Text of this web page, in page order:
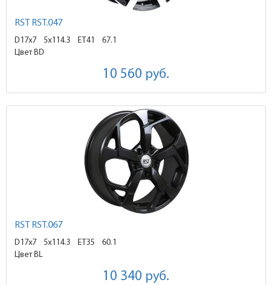
RST RST.047
D17x7 5x114.3 ET41
67.1
Цвет BD
10 560 руб.
RST RST.067
D17x7 5x114.3 ET35
60.1
Цвет BL
10 340 руб.